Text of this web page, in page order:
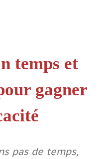
temps et
gagner
pas de temps,